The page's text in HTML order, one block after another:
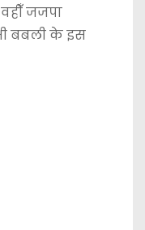
जजपा
बबली के इस